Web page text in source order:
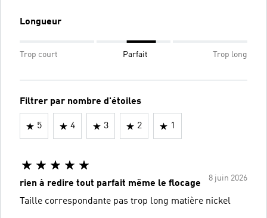
Longueur
Trop court Parfait Trop long
Filtrer par nombre d'étoiles
5 4 3 2 1
8 juin 2026
rien à redire tout parfait même le flocage
Taille correspondante pas trop long matière nickel